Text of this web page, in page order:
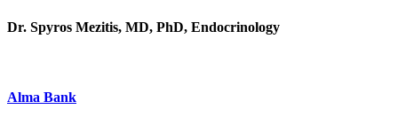
Dr. Spyros Mezitis, MD, PhD, Endocrinology
Alma Bank